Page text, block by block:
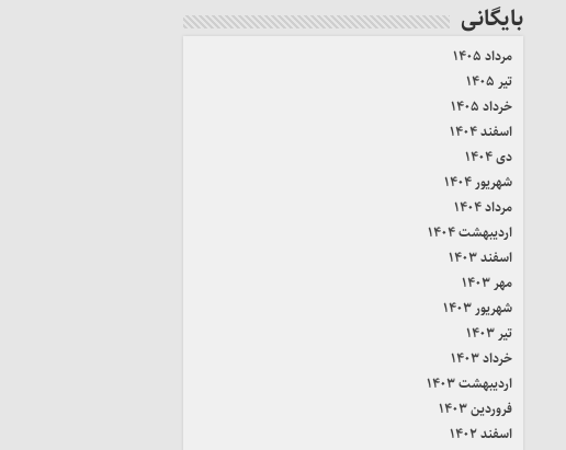
بایگانی
مرداد ۱۴۰۵
تیر ۱۴۰۵
خرداد ۱۴۰۵
اسفند ۱۴۰۴
دی ۱۴۰۴
شهریور ۱۴۰۴
مرداد ۱۴۰۴
اردیبهشت ۱۴۰۴
اسفند ۱۴۰۳
مهر ۱۴۰۳
شهریور ۱۴۰۳
تیر ۱۴۰۳
خرداد ۱۴۰۳
اردیبهشت ۱۴۰۳
فروردین ۱۴۰۳
اسفند ۱۴۰۲